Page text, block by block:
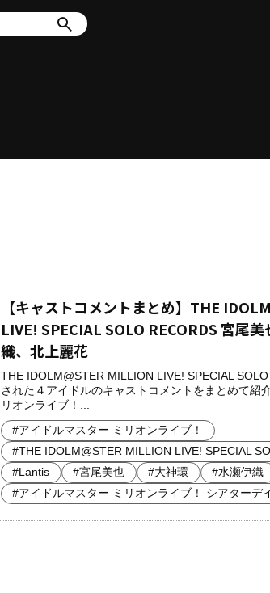
【キャストコメントまとめ】THE
LIVE! SPECIAL SOLO RECORDS 宮尾
織、北上麗花
THE IDOLM@STER MILLION LIVE! SPECIAL
された４アイドルのキャストコメントをまとめて紹
リオンライブ！...
#アイドルマスター ミリオンライブ！
#THE IDOLM@STER MILLION LIVE! SPECIAL
#Lantis
#宮尾美也 #大神環 #水瀬伊織
#アイドルマスター ミリオンライブ！ シアターデ